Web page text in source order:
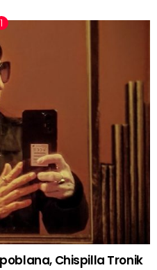
Chispilla Tronik